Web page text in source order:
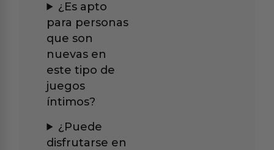
¿Es apto
para personas
que son
nuevas en
este tipo de
juegos
íntimos?
¿Puede
disfrutarse en